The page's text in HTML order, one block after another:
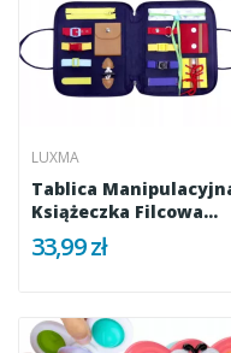
LUXMA
Tablica
Książeczka Filcowa...
33,99 zł